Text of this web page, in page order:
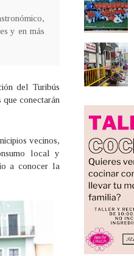
y en más
del Turibús
conectarán
vecinos,
local y
a conocer la